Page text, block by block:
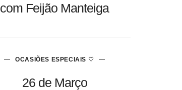
com Feijão Manteiga
OCASIÕES ESPECIAIS ♡
26 de Março